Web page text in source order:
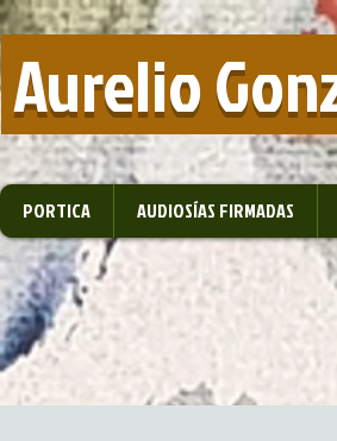
Aurelio
PORTICA AUDIOSÍAS FIRMADAS